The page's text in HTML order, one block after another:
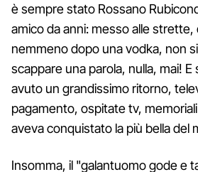
è sempre stato Rossano
amico da anni: messo alle strette,
nemmeno dopo una vodka, non
scappare una parola, nulla, mai!
avuto un grandissimo ritorno,
pagamento, ospitate tv,
aveva conquistato la più bella del
Insomma, il "galantuomo gode e